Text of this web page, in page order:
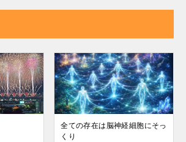
全ての存在は脳神経細胞にそっ
くり